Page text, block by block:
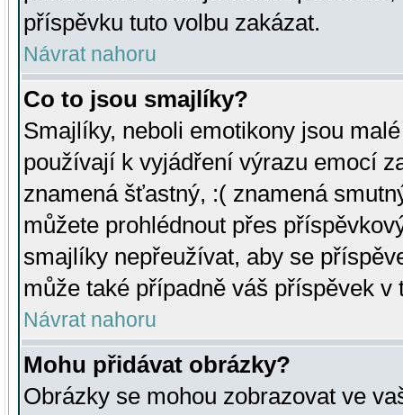
příspěvku tuto volbu zakázat.
Návrat nahoru
Co to jsou smajlíky?
Smajlíky, neboli emotikony jsou
používají k vyjádření výrazu emocí
znamená šťastný, :( znamená
můžete prohlédnout přes
smajlíky nepřeužívat, aby se
může také případně váš příspěvek v
Návrat nahoru
Mohu přidávat obrázky?
Obrázky se mohou zobrazovat ve